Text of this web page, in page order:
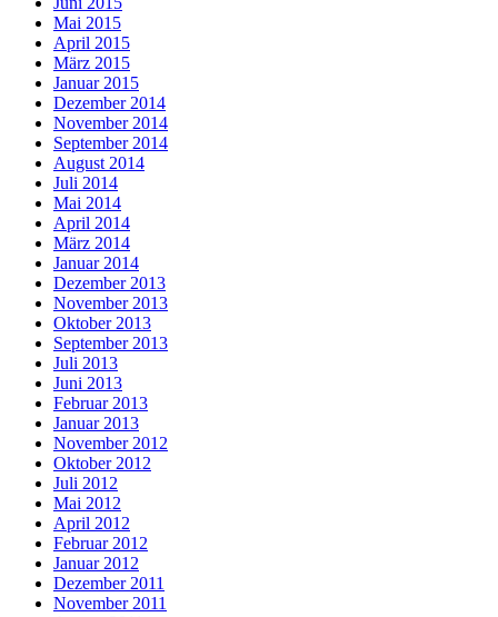
Mai 2015
April 2015
März 2015
Januar 2015
Dezember 2014
November 2014
September 2014
August 2014
Juli 2014
Mai 2014
April 2014
März 2014
Januar 2014
Dezember 2013
November 2013
Oktober 2013
September 2013
Juli 2013
Juni 2013
Februar 2013
Januar 2013
November 2012
Oktober 2012
Juli 2012
Mai 2012
April 2012
Februar 2012
Januar 2012
Dezember 2011
November 2011